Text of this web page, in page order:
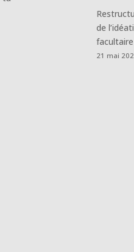
de
facultaire
21 mai